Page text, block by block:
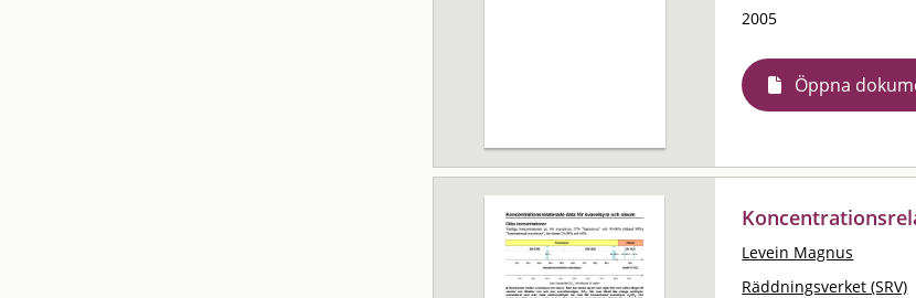
2005
Öppna
Levein Magnus
Räddningsverket (SRV)